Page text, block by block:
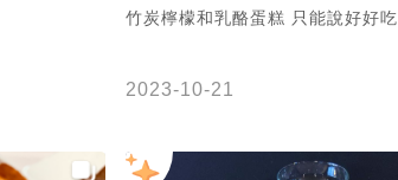
竹炭檸檬和乳酪蛋糕 只能說好好吃
2023-10-21